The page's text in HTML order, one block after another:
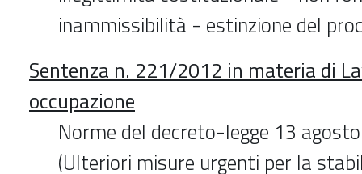
inammissibilità - estinzione del
Sentenza n. 221/2012 in materia di
occupazione
Norme del decreto-legge 13
(Ulteriori misure urgenti per la